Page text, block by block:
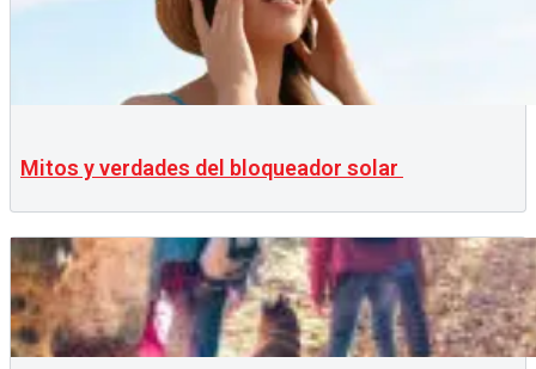
Mitos y verdades del bloqueador solar